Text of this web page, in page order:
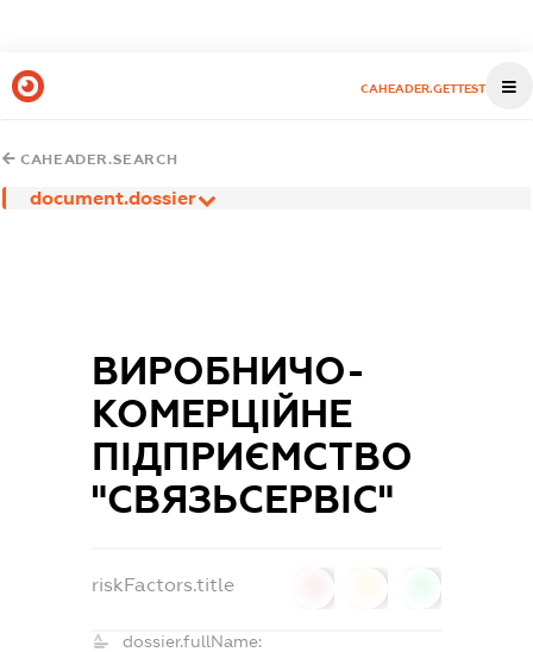
CAHEADER.GETTEST
CAHEADER.SEARCH
document.dossier
ВИРОБНИЧО-
КОМЕРЦІЙНЕ
ПІДПРИЄМСТВО
"СВЯЗЬСЕРВІС"
riskFactors.title
dossier.fullName: